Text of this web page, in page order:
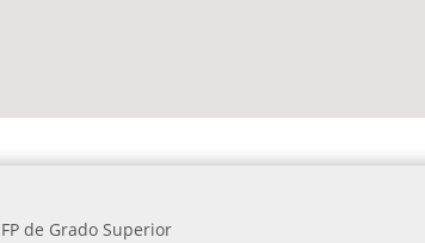
de Grado Superior